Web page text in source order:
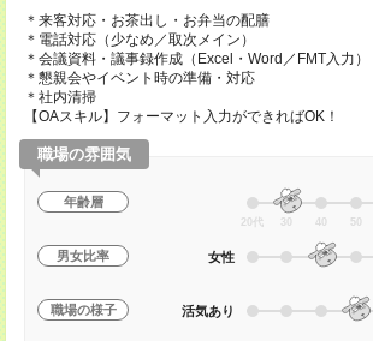
＊来客対応・お茶出し・お弁当の配膳
＊電話対応（少なめ／取次メイン）
＊会議資料・議事録作成（Excel・Word／FMT入力）
＊懇親会やイベント時の準備・対応
＊社内清掃
【OAスキル】フォーマット入力ができればOK！
職場の雰囲気
年齢層
20代 30 40 50
男女比率 女性
職場の様子 活気あり